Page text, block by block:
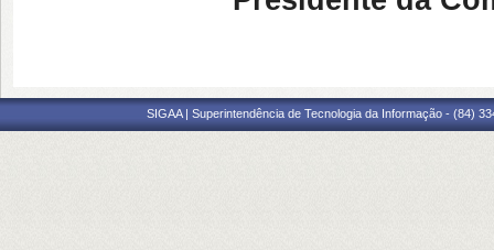
SIGAA | Superintendência de Tecnologia da Informação - (84)